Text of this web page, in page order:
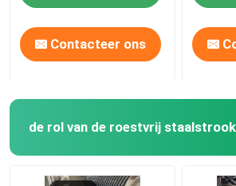
Aluminiummateriaal
Contacteer ons
de rol van de roestvrij staalstrook